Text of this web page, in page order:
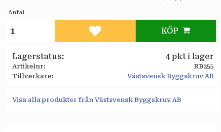
Antal
KÖP
Lägg till i favoriter
Lagerstatus 4 pkt i lager
Artikelnr
RB255
Tillverkare
Västsvensk Byggskruv AB
Visa alla produkter från Västsvensk Byggskruv AB